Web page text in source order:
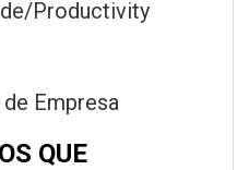
Productivity
de Empresa
QUE